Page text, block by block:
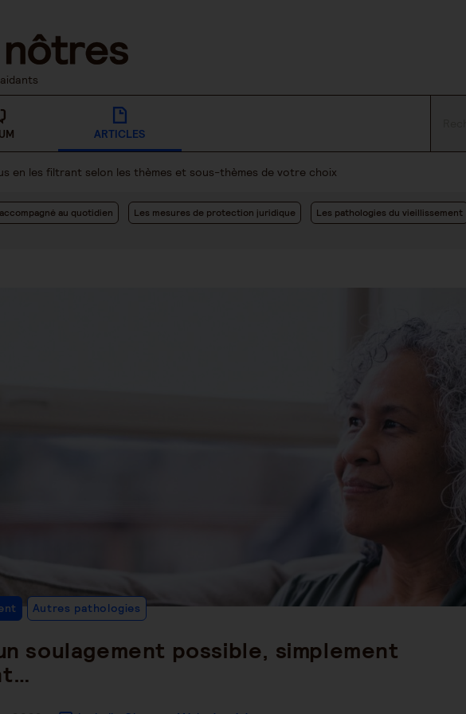
ARTICLES
en les filtrant selon les thèmes et sous-thèmes de votre choix
au quotidien Les mesures de protection juridique Les pathologies du vieillissement
soulagement possible, simplement
Post
Autres pathologies